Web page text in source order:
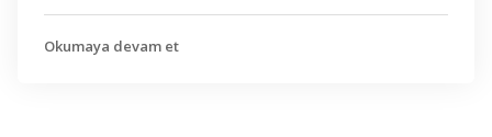
Okumaya devam et